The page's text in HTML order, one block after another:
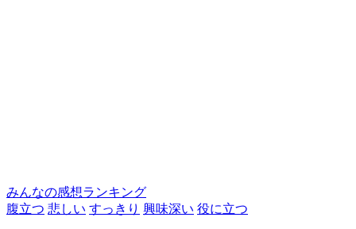
みんなの感想ランキング
腹立つ 悲しい すっきり 興味深い 役に立つ